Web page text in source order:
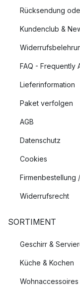
Gartentischen bietet
ausziehbare
und jede
und entdecken Sie
wetterfeste
vielfältigen Angebot
skandinavischen
Zeit im Freien noch
Rücksendung
Kundenclub &
FAQ - Frequently
Lieferinformation
Paket verfolgen
AGB
Datenschutz
Cookies
Firmenbestellung
Widerrufsrecht
SORTIMENT
Geschirr &
Küche & Kochen
Wohnaccessoires